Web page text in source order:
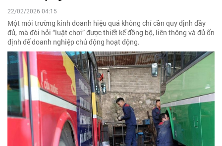
22/02/2026 04:15
Một môi trường kinh doanh hiệu quả không chỉ cần quy định đầy
đủ, mà đòi hỏi “luật chơi” được thiết kế đồng bộ, liên thông và đủ ổn
định để doanh nghiệp chủ động hoạt động.